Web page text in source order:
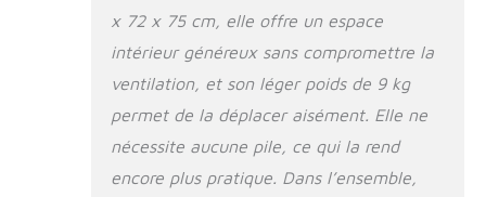
x 72 x 75 cm, elle offre un espace
intérieur généreux sans compromettre la
ventilation, et son léger poids de 9 kg
permet de la déplacer aisément. Elle ne
nécessite aucune pile, ce qui la rend
encore plus pratique. Dans l’ensemble,